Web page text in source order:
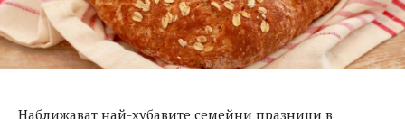
Наближават най-хубавите семейни празници в